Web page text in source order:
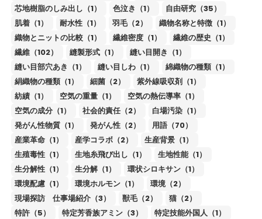
芯地樹脂のしみ出し（1）
色泣き（1）
自由研究（35）
肌着（1）
耐水性（1） 羽毛（2）
織物名称と特徴（1）
織物とニットの比較（1）
繊維密度（1）
繊維の歴史（1）
繊維（102）
縫製形式（1）
縫い目開き（1）
縫い目部穴あき（1）
縫い目しわ（1）
綿織物の種類（1）
絹織物の種類（1）
細菌（2）
紫外線吸収剤（1）
紡績（1）
空気の重量（1）
空気の熱伝導率（1）
空気の成分（1）
社会的責任（2）
白場汚染（1）
発がん性物質（1）
発がん性（2）
用語（70）
産業革命（1）
産学コラボ（2）
生産背景（1）
生殖毒性（1）
生地糸飛び出し（1）
生地性能（1）
生分解性（1）
生分解（1）
環状シロキサン（1）
環境配慮（1）
環境ホルモン（1）
環境（2）
現場探訪 仕事場紹介（3）
獣毛（2）
猫（2）
特許（5）
特定芳香族アミン（3）
特定技能外国人（1）